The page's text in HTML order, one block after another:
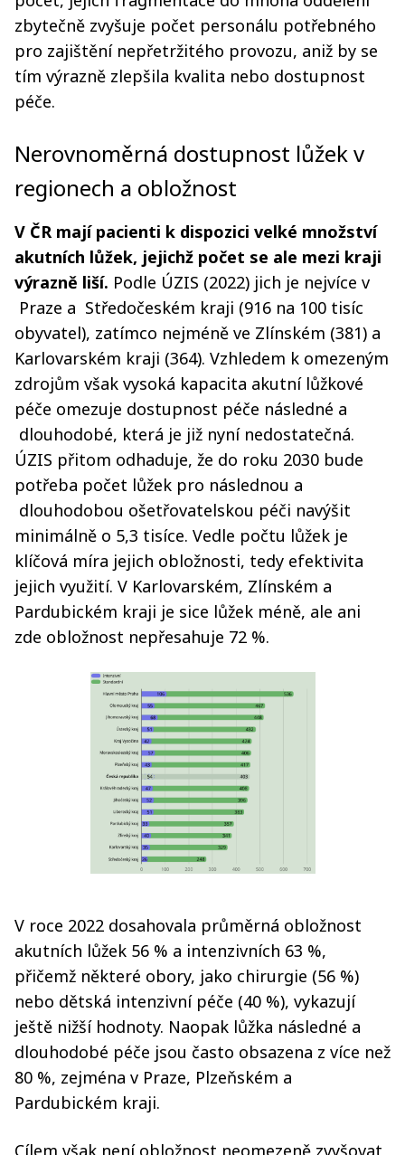
zbytečně zvyšuje počet personálu potřebného
pro zajištění nepřetržitého provozu, aniž by se
tím výrazně zlepšila kvalita nebo dostupnost
péče.
Nerovnoměrná dostupnost lůžek v
regionech a obložnost
V ČR mají pacienti k dispozici velké množství
akutních lůžek, jejichž počet se ale mezi kraji
výrazně liší. Podle ÚZIS (2022) jich je nejvíce v
Praze a Středočeském kraji (916 na 100 tisíc
obyvatel), zatímco nejméně ve Zlínském (381) a
Karlovarském kraji (364). Vzhledem k omezeným
zdrojům však vysoká kapacita akutní lůžkové
péče omezuje dostupnost péče následné a
dlouhodobé, která je již nyní nedostatečná.
ÚZIS přitom odhaduje, že do roku 2030 bude
potřeba počet lůžek pro následnou a
dlouhodobou ošetřovatelskou péči navýšit
minimálně o 5,3 tisíce. Vedle počtu lůžek je
klíčová míra jejich obložnosti, tedy efektivita
jejich využití. V Karlovarském, Zlínském a
Pardubickém kraji je sice lůžek méně, ale ani
zde obložnost nepřesahuje 72 %.
V roce 2022 dosahovala průměrná obložnost
akutních lůžek 56 % a intenzivních 63 %,
přičemž některé obory, jako chirurgie (56 %)
nebo dětská intenzivní péče (40 %), vykazují
ještě nižší hodnoty. Naopak lůžka následné a
dlouhodobé péče jsou často obsazena z více než
80 %, zejména v Praze, Plzeňském a
Pardubickém kraji.
Cílem však není obložnost neomezeně zvyšovat,